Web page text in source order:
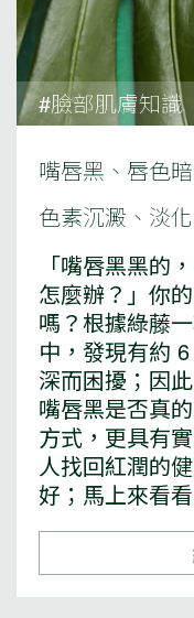
#臉部肌膚知識
嘴唇黑、唇色
色素沉澱、淡
「嘴唇黑黑的
怎麼辦？」你
嗎？根據綠藤
中，發現有約
深而困擾；因
嘴唇黑是否真
方式，更具有
人找回紅潤的
好；馬上來看看